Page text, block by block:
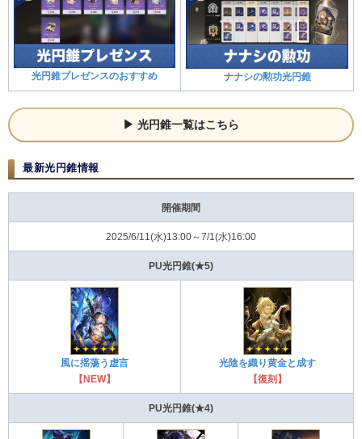
光円錐プレゼンスのおすすめ ナナシの勲功光円錐
光円錐一覧はこちら
最新光円錐情報
開催期間
2025/6/11(水)13:00～7/1(水)16:00
PU光円錐(★5)
風に揺蕩う虚言
【NEW】
光陰を織り黄金と成す
【復刻】
PU光円錐(★4)